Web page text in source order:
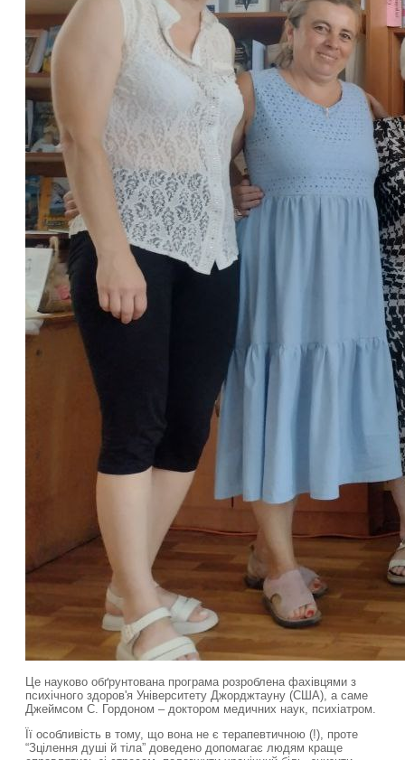
Це науково обґрунтована програма розроблена фахівцями з
психічного здоров'я Університету Джорджтауну (США), а саме
Джеймсом С. Гордоном – доктором медичних наук, психіатром.
Її особливість в тому, що вона не є терапевтичною (!), проте
“Зцілення душі й тіла” доведено допомагає людям краще